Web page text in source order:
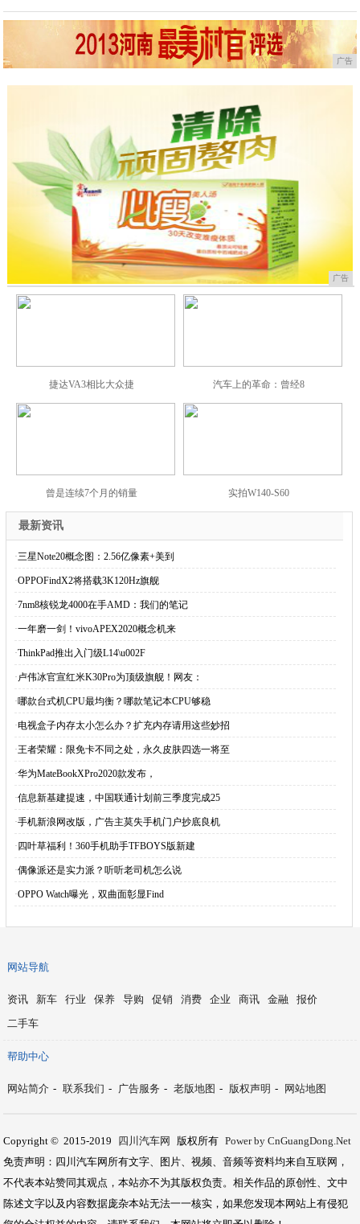
广告
广告
捷达VA3相比大众捷 汽车上的革命：曾经8
曾是连续7个月的销量 实拍W140-S60
最新资讯
·三星Note20概念图：2.56亿像素+美到
·OPPOFindX2将搭载3K120Hz旗舰
·7nm8核锐龙4000在手AMD：我们的笔记
·一年磨一剑！vivoAPEX2020概念机来
·ThinkPad推出入门级L14\u002F
·卢伟冰官宣红米K30Pro为顶级旗舰！网友：
·哪款台式机CPU最均衡？哪款笔记本CPU够稳
·电视盒子内存太小怎么办？扩充内存请用这些妙招
·王者荣耀：限免卡不同之处，永久皮肤四选一将至
·华为MateBookXPro2020款发布，
·信息新基建提速，中国联通计划前三季度完成25
·手机新浪网改版，广告主莫失手机门户抄底良机
· 四叶草福利！360手机助手TFBOYS版新建
·偶像派还是实力派？听听老司机怎么说
·OPPO Watch曝光，双曲面彰显Find
网站导航
资讯 新车 行业 保养 导购 促销 消费 企业 商讯 金融
报价
二手车
帮助中心
网站简介 - 联系我们 - 广告服务 - 老版地图 - 版权声明 - 网站地图
Copyright © 2015-2019 四川汽车网 版权所有 Power by CnGuangDong.Net
免责声明：四川汽车网所有文字、图片、视频、音频等资料均来自互联网，
不代表本站赞同其观点，本站亦不为其版权负责。相关作品的原创性、文中
陈述文字以及内容数据庞杂本站无法一一核实，如果您发现本网站上有侵犯